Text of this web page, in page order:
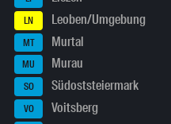
LN Leoben/Umgebung
MT Murtal
MU Murau
SO Südoststeiermark
VO
Voitsberg